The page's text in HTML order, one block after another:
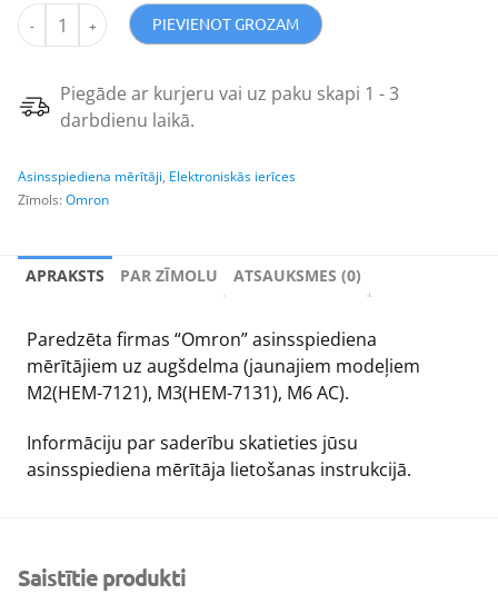
PIEVIENOT GROZAM
Piegāde ar kurjeru vai uz paku skapi 1 - 3
darbdienu laikā.
Asinsspiediena mērītāji, Elektroniskās ierīces
Zīmols: Omron
APRAKSTS PAR ZĪMOLU ATSAUKSMES (0)
Paredzēta firmas “Omron” asinsspiediena
mērītājiem uz augšdelma (jaunajiem modeļiem
M2(HEM-7121), M3(HEM-7131), M6 AC).
Informāciju par saderību skatieties jūsu
asinsspiediena mērītāja lietošanas instrukcijā.
Saistītie produkti